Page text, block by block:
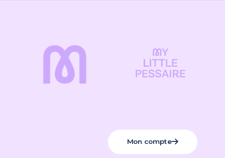
Mon compte